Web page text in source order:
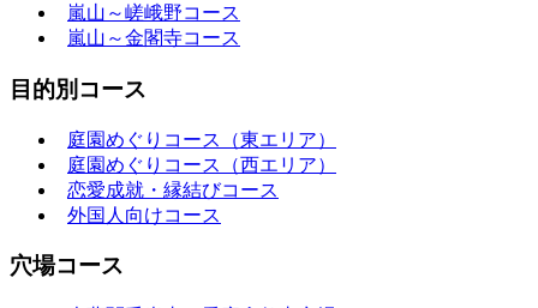
嵐山～嵯峨野コース
嵐山～金閣寺コース
目的別コース
庭園めぐりコース（東エリア）
庭園めぐりコース（西エリア）
恋愛成就・縁結びコース
外国人向けコース
穴場コース